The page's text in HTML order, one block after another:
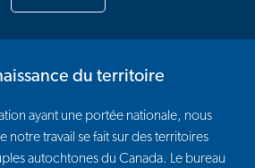
du territoire
ayant une portée nationale, nous
notre travail se fait sur des territoires
autochtones du Canada. Le bureau